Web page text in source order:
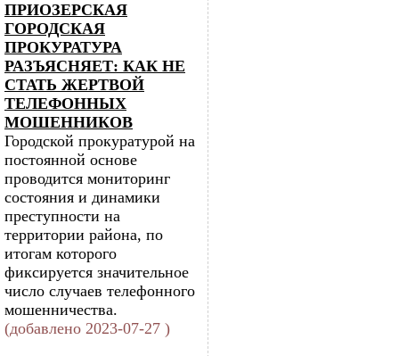
ПРИОЗЕРСКАЯ
ГОРОДСКАЯ
ПРОКУРАТУРА
РАЗЪЯСНЯЕТ: КАК НЕ
СТАТЬ ЖЕРТВОЙ
ТЕЛЕФОННЫХ
МОШЕННИКОВ
Городской прокуратурой на
постоянной основе
проводится мониторинг
состояния и динамики
преступности на
территории района, по
итогам которого
фиксируется значительное
число случаев телефонного
мошенничества.
(добавлено 2023-07-27 )